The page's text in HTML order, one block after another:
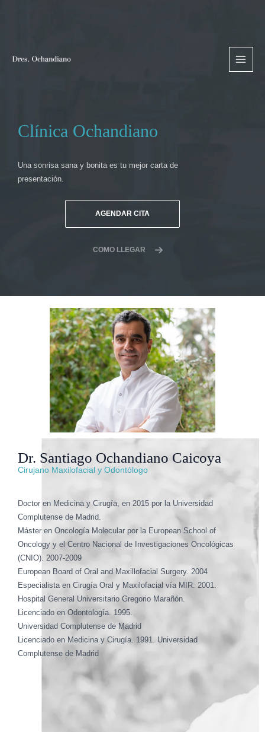
Clínica Ochandiano
Una sonrisa sana y bonita es tu mejor carta de
presentación.
AGENDAR CITA
COMO LLEGAR
Dr. Santiago Ochandiano Caicoya
Cirujano Maxilofacial y Odontólogo
Doctor en Medicina y Cirugía, en 2015 por la Universidad
Complutense de Madrid.
Máster en Oncología Molecular por la European School of
Oncology y el Centro Nacional de Investigaciones Oncológicas
(CNIO). 2007-2009
European Board of Oral and Maxillofacial Surgery. 2004
Especialista en Cirugía Oral y Maxilofacial vía MIR: 2001.
Hospital General Universitario Gregorio Marañón.
Licenciado en Odontología. 1995.
Universidad Complutense de Madrid
Licenciado en Medicina y Cirugía. 1991. Universidad
Complutense de Madrid